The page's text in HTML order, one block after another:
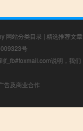
网站分类目录 | 精选推荐文章
号
f_fb#foxmail.com说明，我们
告及商业合作